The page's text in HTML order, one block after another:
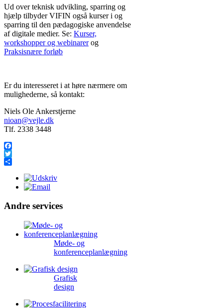
Ud over teknisk udvikling, sparring og
hjælp tilbyder VIFIN også kurser i og
sparring til den pædagogiske anvendelse
af digitale medier. Se: Kurser,
workshopper og webinarerog
Praksisnære forløb
Er du interesseret i at høre nærmere om
mulighederne, så kontakt:
Niels Ole Ankerstjerne
nioan@vejle.dk
Tlf. 2338 3448
Facebook
Twitter
Andre services
Møde- og
konferenceplanlægning
Grafisk
design